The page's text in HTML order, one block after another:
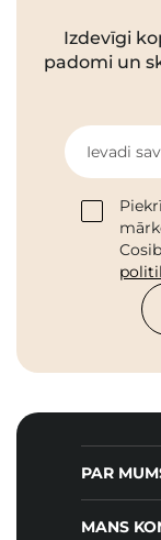
Izdevīgi
padomi un
Ievadi
PAR
MANS